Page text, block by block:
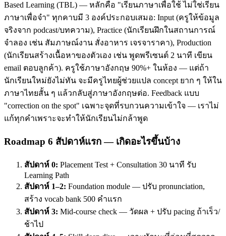
Based Learning (TBL) — หลักคือ "เรียนภาษาเพื่อใช้ ไม่ใช่เรียน
ภาษาเพื่อจำ" ทุกคาบมี 3 องค์ประกอบเสมอ: Input (ครูให้ข้อมูล
จริงจาก podcast/บทความ), Practice (นักเรียนฝึกในสถานการณ์
จำลอง เช่น สัมภาษณ์งาน สั่งอาหาร เจรจาราคา), Production
(นักเรียนสร้างเนื้อหาของตัวเอง เช่น พูดพรีเซนต์ 2 นาที เขียน
email ตอบลูกค้า). ครูใช้ภาษาอังกฤษ 90%+ ในห้อง — แต่ถ้า
นักเรียนใหม่ยังไม่ทัน จะมีครูไทยผู้ช่วยแปล concept ยาก ๆ ให้ใน
ภาษาไทยสั้น ๆ แล้วกลับสู่ภาษาอังกฤษต่อ. Feedback แบบ
"correction on the spot" เฉพาะจุดที่รบกวนความเข้าใจ — เราไม่
แก้ทุกคำเพราะจะทำให้นักเรียนไม่กล้าพูด
Roadmap 6 สัปดาห์แรก — เกิดอะไรขึ้นบ้าง
สัปดาห์ 0: Placement Test + Consultation 30 นาที รับ
Learning Path
สัปดาห์ 1–2: Foundation module — ปรับ pronunciation,
สร้าง vocab bank 500 คำแรก
สัปดาห์ 3: Mid-course check — วัดผล + ปรับ pacing ถ้าเร็ว/
ช้าไป